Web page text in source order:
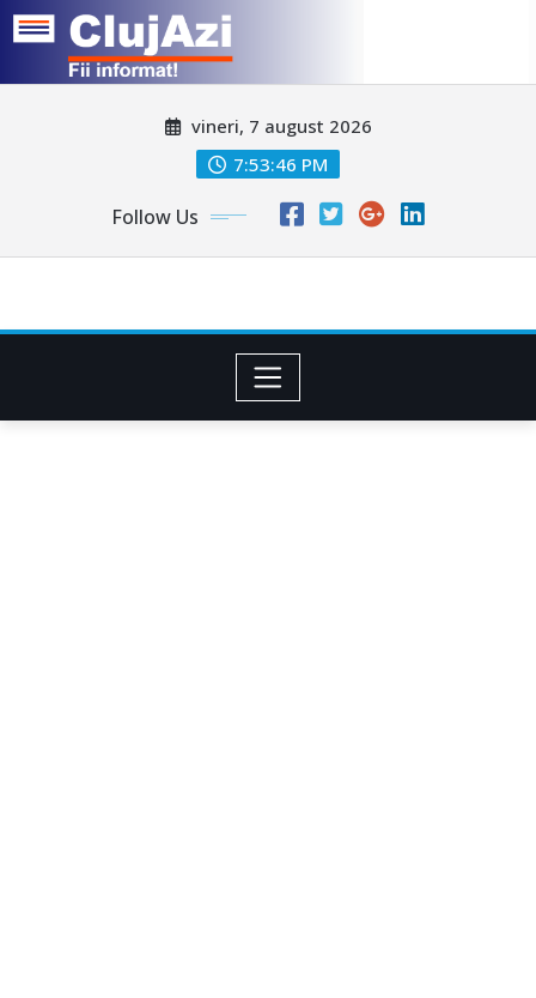
vineri, 7 august 2026
7:53:48 PM
Follow Us